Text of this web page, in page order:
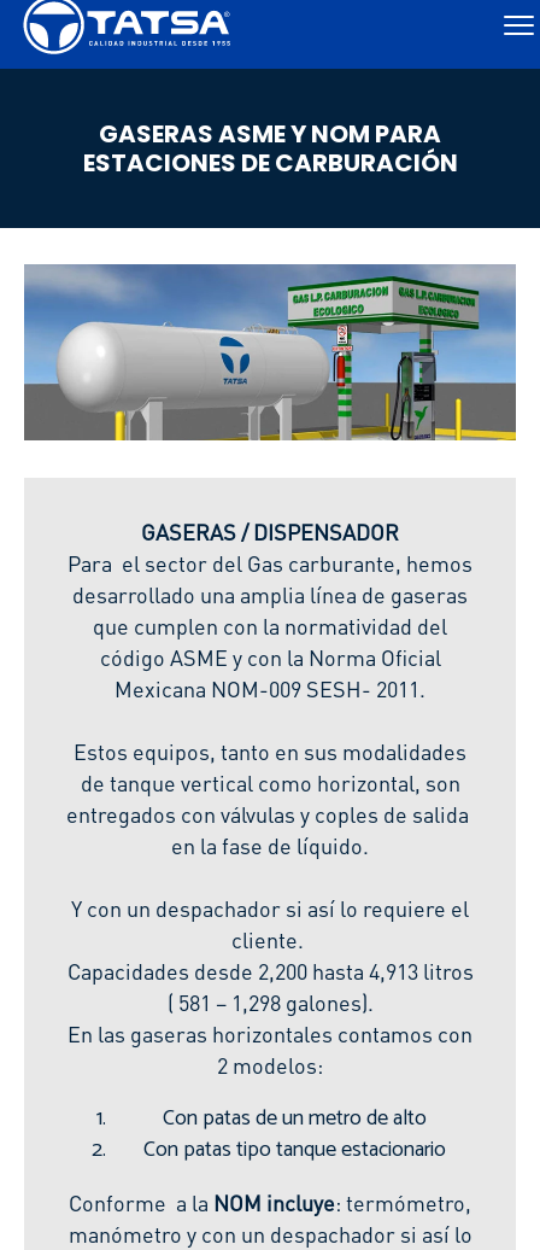
GASERAS ASME Y NOM PARA
ESTACIONES DE CARBURACIÓN
GASERAS / DISPENSADOR
Para el sector del Gas carburante, hemos
desarrollado una amplia línea de gaseras
que cumplen con la normatividad del
código ASME y con la Norma Oficial
Mexicana NOM-009 SESH- 2011.
Estos equipos, tanto en sus modalidades
de tanque vertical como horizontal, son
entregados con válvulas y coples de salida
en la fase de líquido.
Y con un despachador si así lo requiere el
cliente.
Capacidades desde 2,200 hasta 4,913 litros
( 581 – 1,298 galones).
En las gaseras horizontales contamos con
2 modelos:
Con patas de un metro de alto
Con patas tipo tanque estacionario
Conforme a la NOM incluye: termómetro,
manómetro y con un despachador si así lo